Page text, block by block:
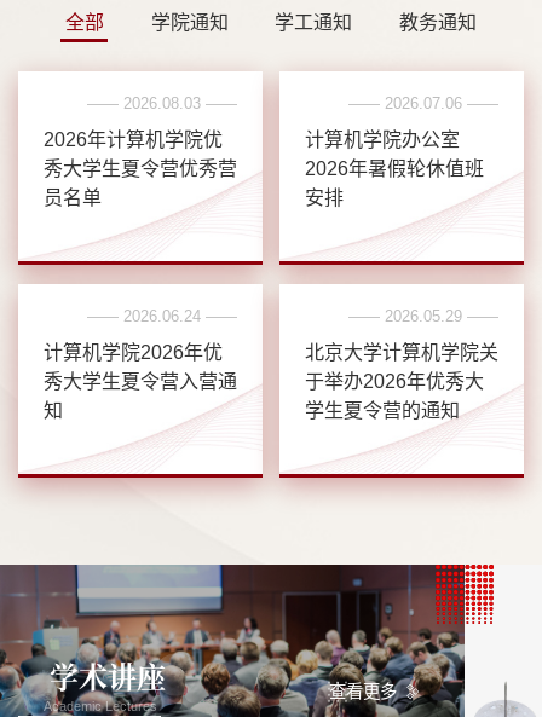
全部 学院通知 学工通知 教务通知
—— 2026.08.03 ——
2026年计算机学院优
秀大学生夏令营优秀营
员名单
—— 2026.07.06 ——
计算机学院办公室
2026年暑假轮休值班
安排
—— 2026.06.24 ——
计算机学院2026年优
秀大学生夏令营入营通
知
—— 2026.05.29 ——
北京大学计算机学院关
于举办2026年优秀大
学生夏令营的通知
学术讲座
Academic Lectures
查看更多